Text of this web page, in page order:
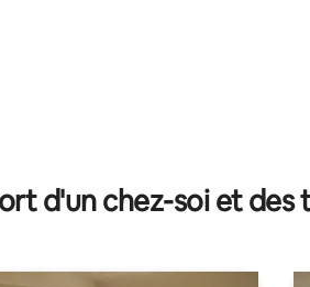
d'un chez-soi et des